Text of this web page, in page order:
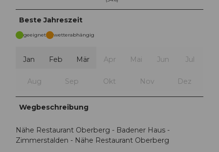
Beste Jahreszeit
geeignet wetterabhängig
Jan Feb Mär Apr Mai Jun Jul
Aug Sep Okt Nov Dez
Wegbeschreibung
Nähe Restaurant Oberberg - Badener Haus -
Zimmerstalden - Nähe Restaurant Oberberg